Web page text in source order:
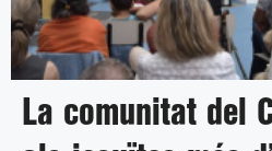
La comunitat del